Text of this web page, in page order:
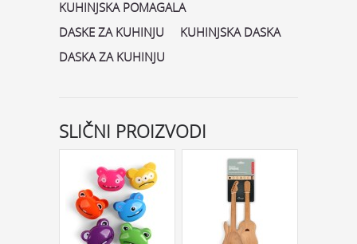
KUHINJSKA POMAGALA
DASKE ZA KUHINJU
KUHINJSKA DASKA
DASKA ZA KUHINJU
SLIČNI PROIZVODI